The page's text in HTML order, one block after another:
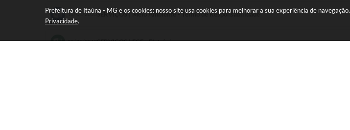
Prefeitura de Itaúna - MG e os cookies: nosso site usa cookies para melhorar a sua experiência de
Privacidade.
15/01/2025SERVIÇOS | Meio Ambiente - Termo de Responsabilidade
21/05/2019SERVIÇOS | FCE - Eletrônico